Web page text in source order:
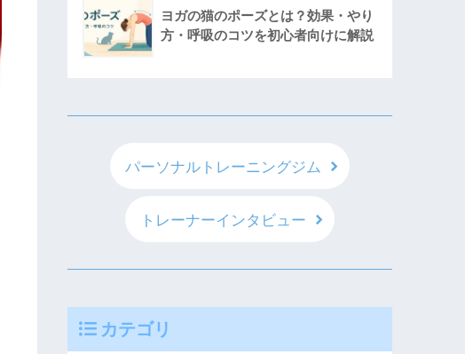
ヨガの猫のポーズとは？効果・やり
方・呼吸のコツを初心者向けに解説
パーソナルトレーニングジム
トレーナーインタビュー
カテゴリ